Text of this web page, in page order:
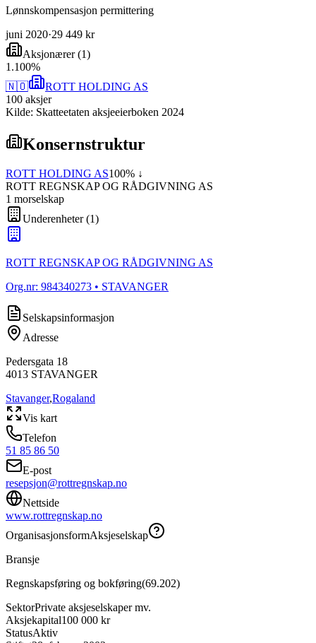
Lønnskompensasjon permittering
juni 2020·29 449 kr
Aksjonærer(1)
1 .100%
🇳🇴
ROTT HOLDING AS
100 aksjer
Kilde: Skatteetaten aksjeeierboken 2024
Konsernstruktur
ROTT HOLDING AS100% ↓
ROTT REGNSKAP OG RÅDGIVNING AS
1 morselskap
Underenheter(1)
ROTT REGNSKAP OG RÅDGIVNING AS
Org.nr: 984340273 • STAVANGER
Selskapsinformasjon
Adresse
Pedersgata 18
4013 STAVANGER
Stavanger,Rogaland
Vis kart
Telefon
51 85 86 50
E-post
resepsjon@rottregnskap.no
Nettside
www.rottregnskap.no
OrganisasjonsformAksjeselskap
Bransje
Regnskapsføring og bokføring(69.202)
SektorPrivate aksjeselskaper mv.
Aksjekapital100 000 kr
StatusAktiv